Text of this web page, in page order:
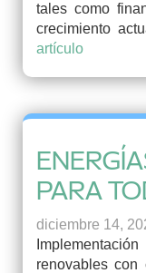
tales como
crecimiento
artículo
PARA
diciembre 14,
renovables